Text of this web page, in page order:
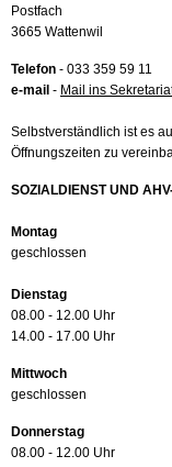
Postfach
3665 Wattenwil
Telefon - 033 359 59 11
e-mail - Mail ins
Selbstverständlich ist es
Öffnungszeiten zu
SOZIALDIENST UND
Montag
geschlossen
Dienstag
08.00 - 12.00 Uhr
14.00 - 17.00 Uhr
Mittwoch
geschlossen
Donnerstag
08.00 - 12.00 Uhr